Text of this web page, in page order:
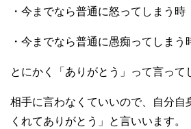
・今までなら普通に怒ってしまう時
・今までなら普通に愚痴ってしまう
とにかく「ありがとう」って言って
相手に言わなくていいので、自分自
くれてありがとう」と言いいます。